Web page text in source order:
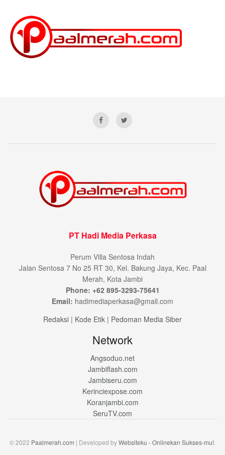
PT Hadi Media Perkasa
Perum Villa Sentosa Indah
Jalan Sentosa 7 No 25 RT 30, Kel. Bakung Jaya, Kec. Paal
Merah, Kota Jambi
Phone: +62 895-3293-75641
Email: hadimediaperkasa@gmail.com
Redaksi | Kode Etik | Pedoman Media Siber
Network
Angsoduo.net
Jambiflash.com
Jambiseru.com
Kerinciexpose.com
Koranjambi.com
SeruTV.com
© 2022 Paalmerah.com | Developed byWebsiteku - Onlinekan Sukses-mu!.